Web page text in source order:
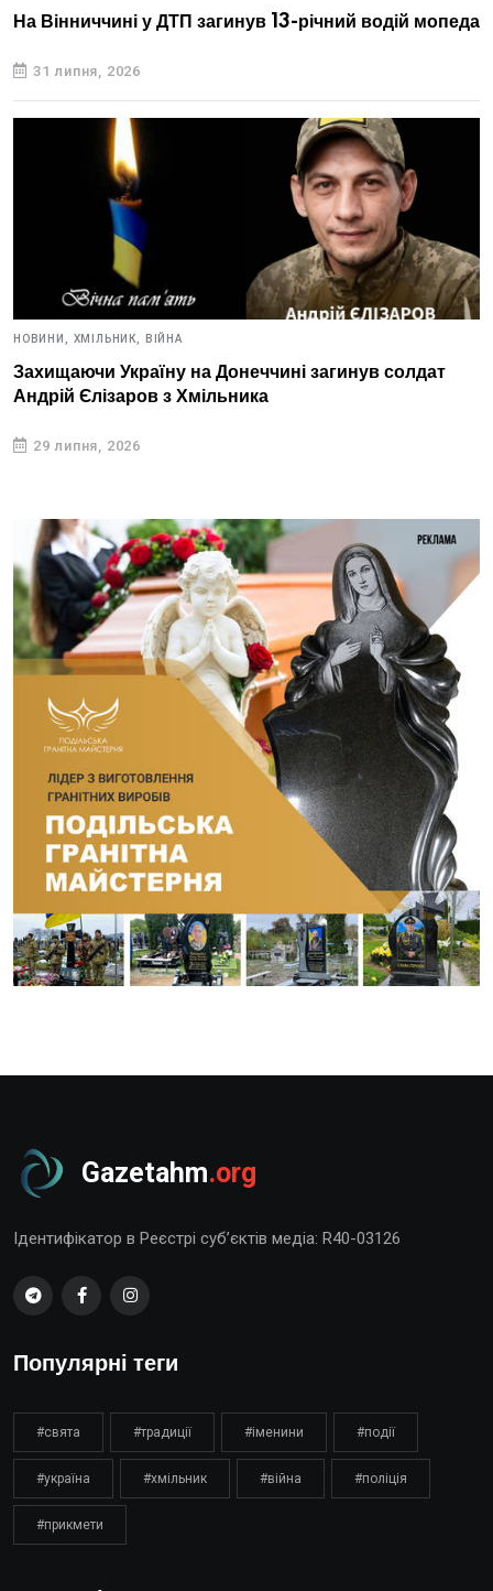
На Вінниччині у ДТП загинув 13-річний водій мопеда
31 липня, 2026
НОВИНИ, ХМІЛЬНИК, ВІЙНА
Захищаючи Україну на Донеччині загинув солдат
Андрій Єлізаров з Хмільника
29 липня, 2026
Gazetahm.org
Ідентифікатор в Реєстрі суб’єктів медіа: R40-03126
Популярні теги
#свята #традиції #іменини #події
#україна #хмільник #війна #поліція
#прикмети